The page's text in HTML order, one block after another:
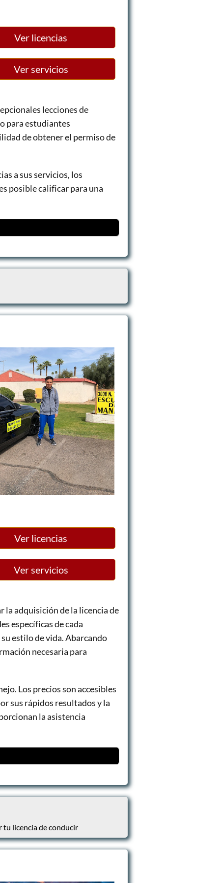
Ver licencias
Ver servicios
lecciones de
para estudiantes
de obtener el permiso de
a sus servicios, los
posible calificar para una
Ver licencias
Ver servicios
la adquisición de la licencia de
específicas de cada
estilo de vida. Abarcando
necesaria para
Los precios son accesibles
sus rápidos resultados y la
la asistencia
tu licencia de conducir